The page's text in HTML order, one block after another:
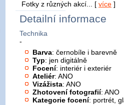
Fotky z různých akcí... [ více ]
Detailní informace
Technika
-
Barva: černobíle i barevně
Typ: jen digitálně
Focení: interiér i exteriér
Ateliér: ANO
Vizážista: ANO
Zhotovení fotografií: ANO
Kategorie focení: portrét,